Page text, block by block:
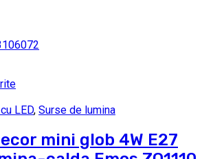
LED, Surse de lumina
mini glob 4W E27